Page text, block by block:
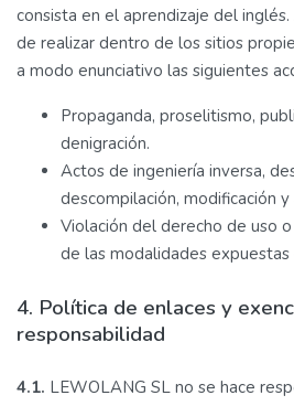
consista en el aprendizaje del
de realizar dentro de los sitios
a modo enunciativo las siguientes
Propaganda, proselitismo,
denigración.
Actos de ingeniería inversa,
descompilación, modificación y
Violación del derecho de uso
de las modalidades
4. Política de enlaces y
responsabilidad
4.1. LEWOLANG SL no se hace